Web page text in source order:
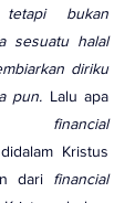
bukan
sesuatu halal
diriku
pun. Lalu apa
financial
Kristus
dari financial